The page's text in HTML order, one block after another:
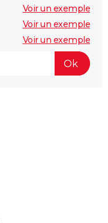
Voir un exemple
Voir un exemple
Voir un exemple